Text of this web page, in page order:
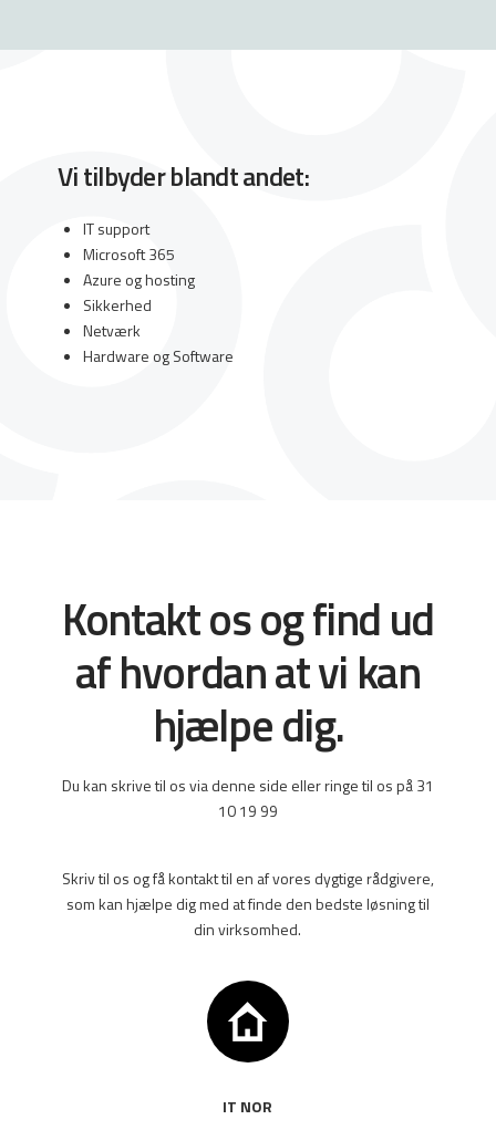
Vi tilbyder blandt andet:
IT support
Microsoft 365
Azure og hosting
Sikkerhed
Netværk
Hardware og Software
Kontakt os og find ud
af hvordan at vi kan
hjælpe dig.
Du kan skrive til os via denne side eller ringe til os på 31
10 19 99
Skriv til os og få kontakt til en af vores dygtige rådgivere,
som kan hjælpe dig med at finde den bedste løsning til
din virksomhed.
IT NOR